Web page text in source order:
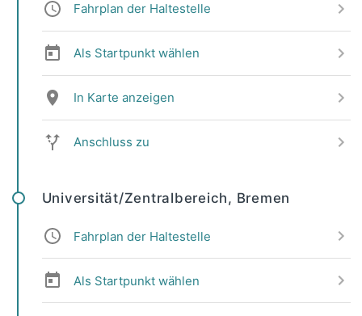
Fahrplan der Haltestelle
Als Startpunkt wählen
In Karte anzeigen
Anschluss zu
Universität/Zentralbereich, Bremen
Fahrplan der Haltestelle
Als Startpunkt wählen